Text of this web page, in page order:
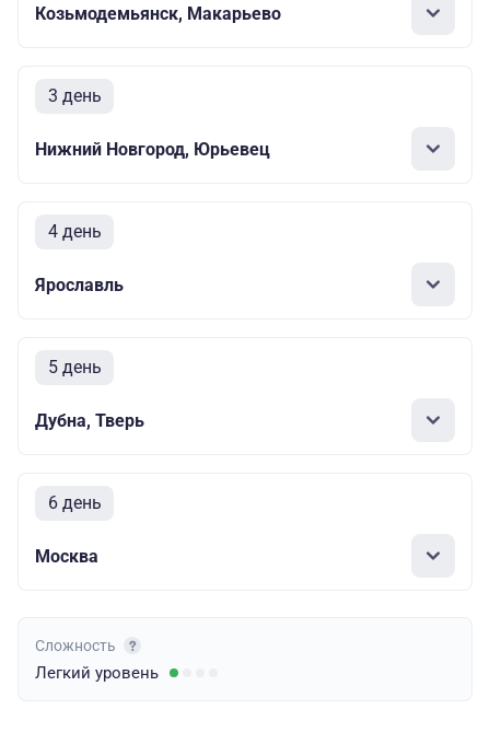
Козьмодемьянск, Макарьево
3 день
Нижний Новгород, Юрьевец
4 день
Ярославль
5 день
Дубна, Тверь
6 день
Москва
Сложность
Легкий уровень